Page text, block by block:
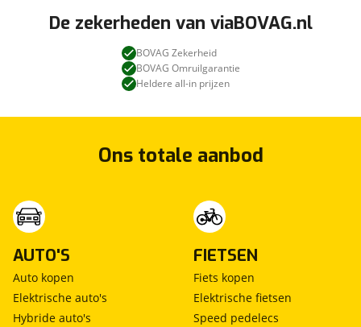
De zekerheden van viaBOVAG.nl
BOVAG Zekerheid
BOVAG Omruilgarantie
Heldere all-in prijzen
Ons totale aanbod
AUTO'S
Auto kopen
Elektrische auto's
Hybride auto's
FIETSEN
Fiets kopen
Elektrische fietsen
Speed pedelecs